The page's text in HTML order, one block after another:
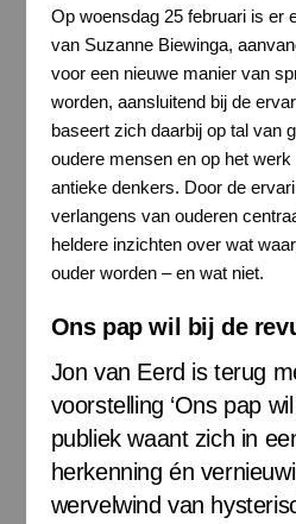
Op woensdag 25 februari is er
van Suzanne Biewinga,
voor een nieuwe manier van
worden, aansluitend bij de
baseert zich daarbij op tal van
oudere mensen en op het
antieke denkers. Door de
verlangens van ouderen
heldere inzichten over wat
ouder worden – en wat niet.
Ons pap wil bij de
Jon van Eerd is terug
voorstelling ‘Ons pap
publiek waant zich in
herkenning én
wervelwind van